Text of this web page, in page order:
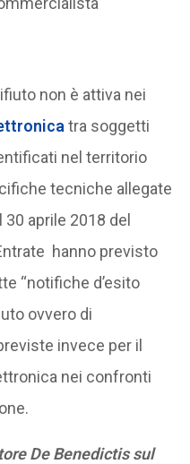
non è attiva nei
tra soggetti
nel territorio
tecniche allegate
aprile 2018 del
hanno previsto
“notifiche d’esito
ovvero di
invece per il
nei confronti
De Benedictis sul